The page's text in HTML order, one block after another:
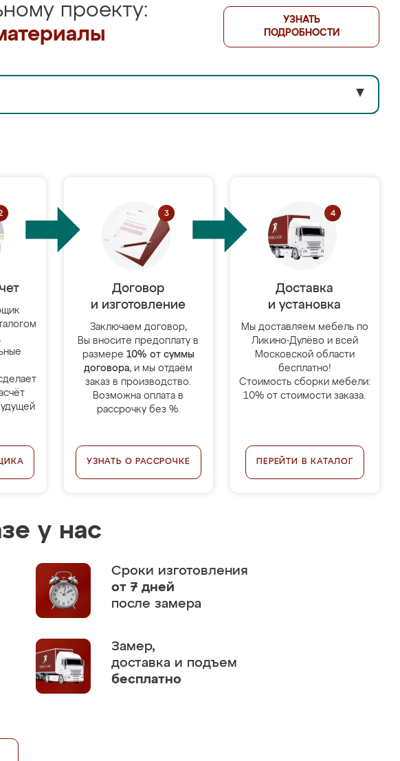
проекту:
УЗНАТЬ
ПОДРОБНОСТИ
▼
Договор
и изготовление
Заключаем договор,
Вы вносите предоплату в
размере 10% от суммы
договора, и мы отдаём
заказ в производство.
Возможна оплата в
рассрочку без %.
УЗНАТЬ О РАССРОЧКЕ
Доставка
и установка
Мы доставляем мебель по
Ликино-Дулёво и всей
Московской области
бесплатно!
Стоимость сборки мебели:
10% от стоимости заказа.
ПЕРЕЙТИ В КАТАЛОГ
у нас
Сроки изготовления
от 7 дней
после замера
Замер,
доставка и подъем
бесплатно